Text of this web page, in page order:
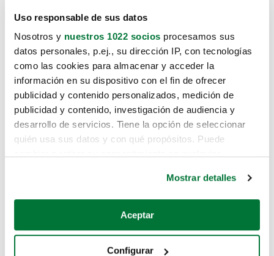
Uso responsable de sus datos
Nosotros y nuestros 1022 socios procesamos sus
datos personales, p.ej., su dirección IP, con tecnologías
como las cookies para almacenar y acceder la
información en su dispositivo con el fin de ofrecer
publicidad y contenido personalizados, medición de
publicidad y contenido, investigación de audiencia y
desarrollo de servicios. Tiene la opción de seleccionar
quién usa sus datos y con qué propósitos. Puede
Si lo permite, también quisiéramos:
Recopilar información sobre su ubicación geográfica
Mostrar detalles
Aceptar
Configurar